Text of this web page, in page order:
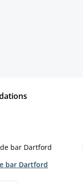
bar Dartford